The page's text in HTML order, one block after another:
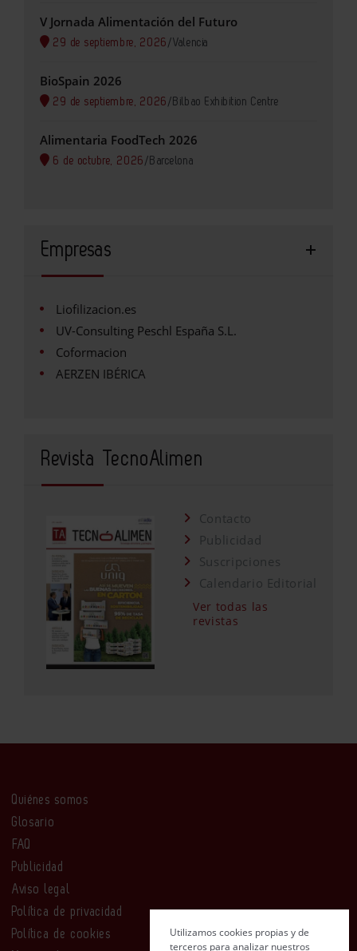
V Jornada Alimentación del Futuro
29 de septiembre, 2026 /Valencia
BioSpain 2026
29 de septiembre, 2026 / Bilbao Exhibition Centre
Alimentaria FoodTech 2026
6 de octubre, 2026 / Barcelona
Empresas
Liofilizacion.es
UV-Consulting Peschl España S.L.
Coformacion
AERZEN IBÉRICA
Revista TecnoAlimen
Contacto
Publicidad
Suscripciones
Calendario Editorial
Ver todas las
revistas
Quiénes somos
Glosario
FAQ
Publicidad
Aviso legal
Política de privacidad
Política de cookies
Utilizamos cookies propias y de
terceros para analizar nuestros